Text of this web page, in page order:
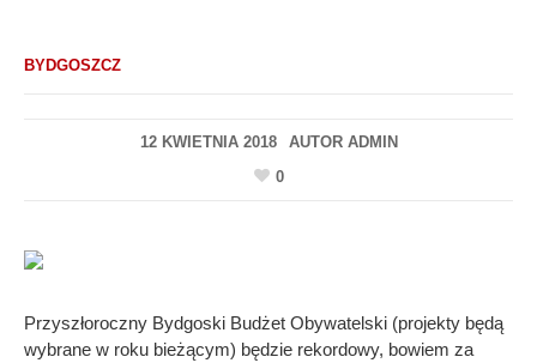
BYDGOSZCZ
12 KWIETNIA 2018 AUTOR ADMIN
0
Przyszłoroczny Bydgoski Budżet Obywatelski (projekty będą
wybrane w roku bieżącym) będzie rekordowy, bowiem za